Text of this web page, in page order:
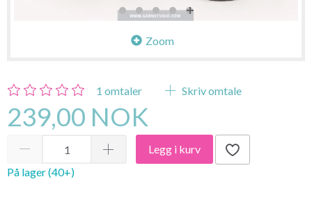
Zoom
1 omtaler Skriv omtale
239,00 NOK
Legg i kurv
På lager (40+)